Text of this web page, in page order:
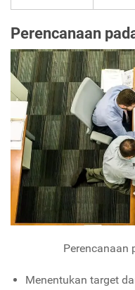
Perencanaan
Perencanaan
Menentukan target